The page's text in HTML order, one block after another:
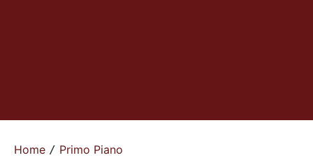
Home / Primo Piano